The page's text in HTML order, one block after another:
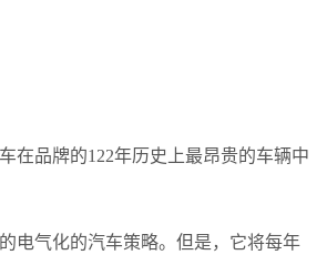
在品牌的122年历史上最昂贵的车辆中
电气化的汽车策略。但是，它将每年